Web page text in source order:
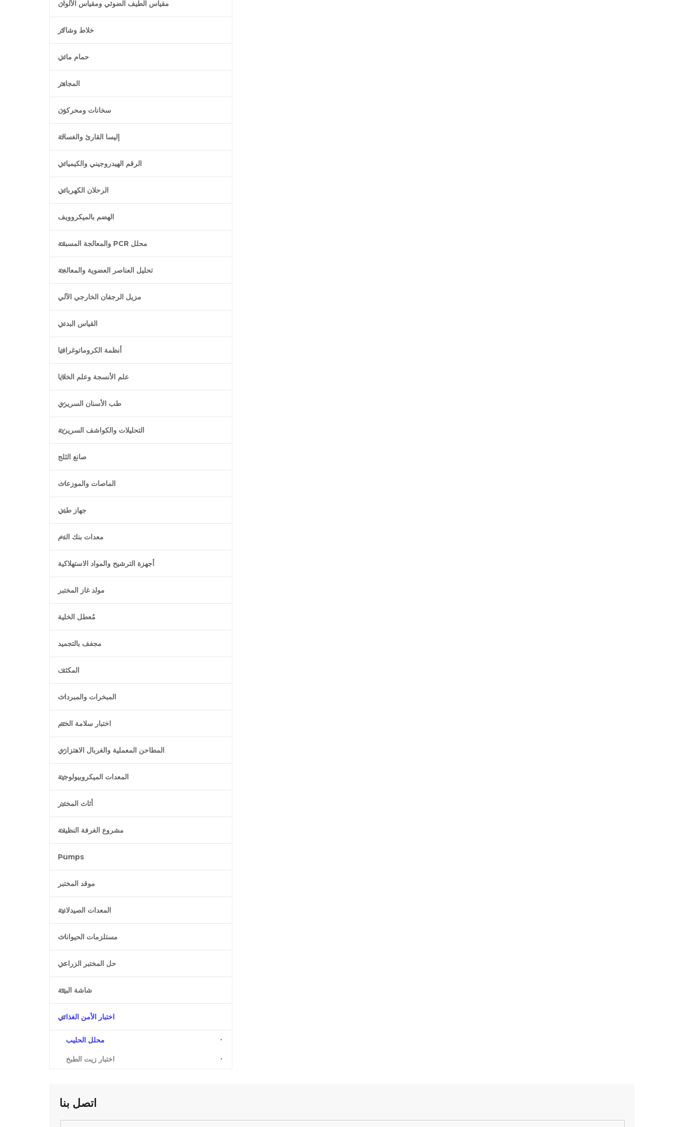
مقياس الطيف الضوئي ومقياس الألوان
خلاط وشاكر
حمام مائي
المجاهر
سخانات ومحركون
إليسا القارئ والغسالة
الرقم الهيدروجيني والكيميائي
الرحلان الكهربائي
الهضم بالميكروويف
محلل PCR والمعالجة المسبقة
تحليل العناصر العضوية والمعالجة
مزيل الرجفان الخارجي الآلي
القياس البدني
أنظمة الكروماتوغرافيا
علم الأنسجة وعلم الخلايا
طب الأسنان السريري
التحليلات والكواشف السريرية
صانع الثلج
الماصات والموزعات
جهاز طبي
معدات بنك الدم
أجهزة الترشيح والمواد الاستهلاكية
مولد غاز المختبر
مُعطل الخلية
مجفف بالتجميد
المكثف
المبخرات والمبردات
اختبار سلامة الختم
المطاحن المعملية والغربال الاهتزازي
المعدات الميكروبيولوجية
أثاث المختبر
مشروع الغرفة النظيفة
Pumps
موقد المختبر
المعدات الصيدلانية
مستلزمات الحيوانات
حل المختبر الزراعي
شاشة البيئة
اختبار الأمن الغذائي
محلل الحليب
اختبار زيت الطبخ
اتصل بنا